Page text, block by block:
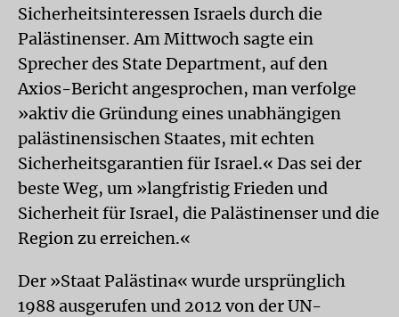
Sicherheitsinteressen Israels durch die
Palästinenser. Am Mittwoch sagte ein
Sprecher des State Department, auf den
Axios-Bericht angesprochen, man verfolge
»aktiv die Gründung eines unabhängigen
palästinensischen Staates, mit echten
Sicherheitsgarantien für Israel.« Das sei der
beste Weg, um »langfristig Frieden und
Sicherheit für Israel, die Palästinenser und die
Region zu erreichen.«
Der »Staat Palästina« wurde ursprünglich
1988 ausgerufen und 2012 von der UN-